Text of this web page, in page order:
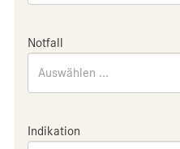
Notfall
Auswählen ...
Indikation